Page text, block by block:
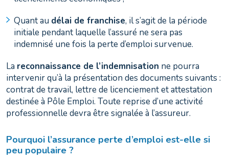
Quant au délai de franchise, il s’agit de la période
initiale pendant laquelle l’assuré ne sera pas
indemnisé une fois la perte d’emploi survenue.
La reconnaissance de l’indemnisation ne pourra
intervenir qu’à la présentation des documents suivants :
contrat de travail, lettre de licenciement et attestation
destinée à Pôle Emploi. Toute reprise d’une activité
professionnelle devra être signalée à l’assureur.
Pourquoi l’assurance perte d’emploi est-elle si
peu populaire ?